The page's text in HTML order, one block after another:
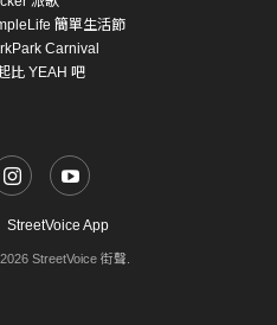
簡單生活節
Carnival
比 YEAH 吧
StreetVoice App
StreetVoice 街聲.